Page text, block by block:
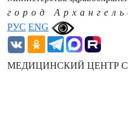
РУС ENG
город
МЕДИЦИНСКИЙ ЦЕНТР